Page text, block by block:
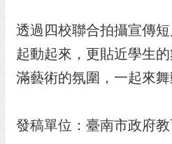
訂
閱
RSS
訂
子
透過四校聯合拍攝宣傳
起動起來，更貼近學生
滿藝術的氛圍，一起來舞
發稿單位：臺南市政府